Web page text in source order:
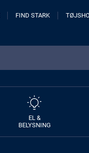
FIND STARK
EL &
BELYSNING